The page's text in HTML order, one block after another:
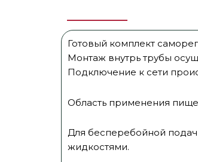
Готовый комплект
Монтаж внутрь трубы
Подключение к сети
Область применения
Для бесперебойной
жидкостями.